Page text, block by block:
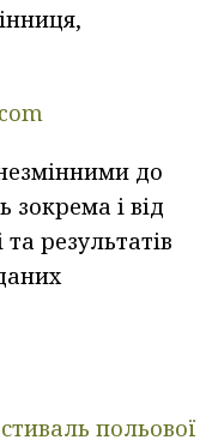
до
зокрема і від
результатів
польової